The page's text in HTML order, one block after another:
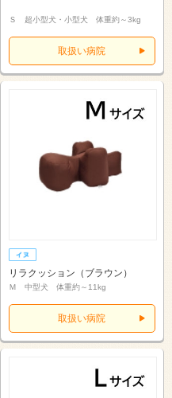
Ｓ 超小型犬・小型犬 体重約～3kg
取扱い病院
リラクッション（ブラウン）
Ｍ 中型犬 体重約～11kg
取扱い病院